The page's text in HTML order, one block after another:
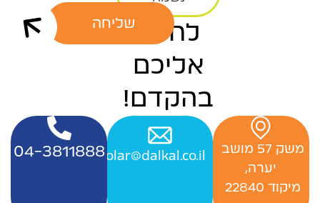
לחזור
אליכם
בהקדם!
שליחה
‬משק‭ ‬57‭ ‬מושב‭ ‬
יערה,
‬מיקוד 22840 ‭
Officesolar@dalkal.co.il
04-3811888